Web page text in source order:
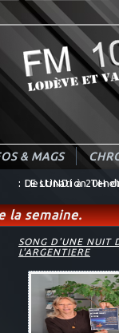
& MAGS
: Destination
la semaine.
SONG D'UNE NUIT
L'ARGENTIERE